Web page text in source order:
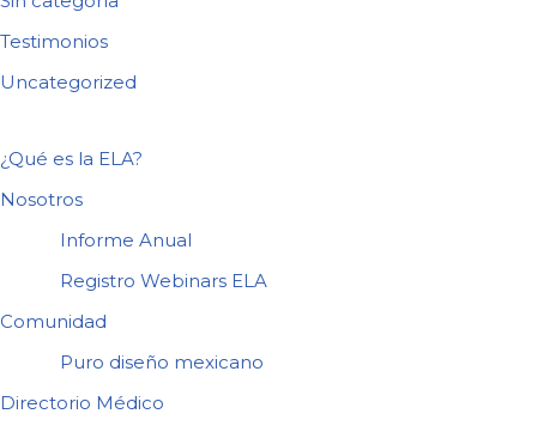
Testimonios
Uncategorized
¿Qué es la ELA?
Nosotros
Informe Anual
Registro Webinars ELA
Comunidad
Puro diseño mexicano
Directorio Médico